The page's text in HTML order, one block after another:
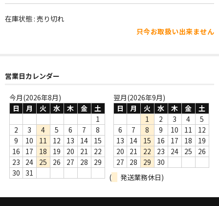
レア盤（1万円以上）
Webのみ no.1
Webのみ no.2
Webのみ no.3
Webのみ no.4
売り切れ
Help
在庫状態 : 売り切れ
只今お取扱い出来ません
営業日カレンダー
今月(2026年8月)
日
月 火 水 木 金
土
1
2
3 4 5 6 7
8
9
10 11 12 13 14
15
16
17 18 19 20 21
22
23
24 25 26 27 28
29
30
31
翌月(2026年9月)
日
月 火 水 木 金
土
1
2 3 4
5
6
7 8 9 10 11
12
13
14 15 16 17 18
19
20
21 22 23 24 25
26
27
28 29
30
(
発送業務休日)